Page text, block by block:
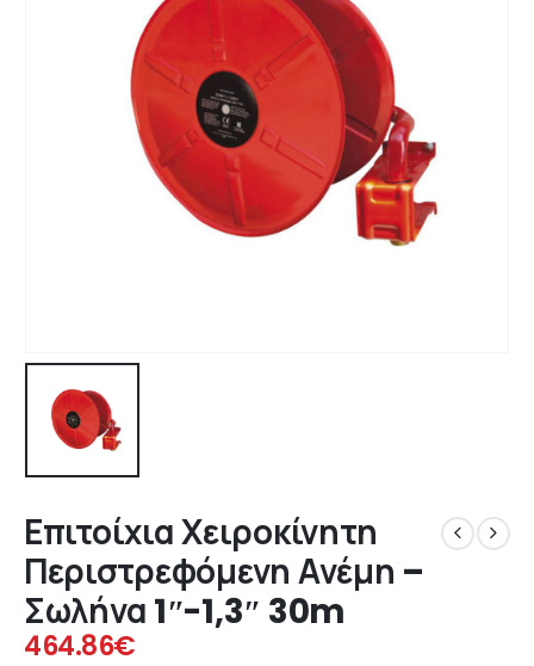
Επιτοίχια Χειροκίνητη
Περιστρεφόμενη Ανέμη –
Σωλήνα 1″-1,3″ 30m
464.86€